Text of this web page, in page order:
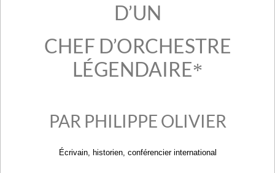
D’UN
CHEF D’ORCHESTRE
LÉGENDAIRE*
PAR PHILIPPE OLIVIER
Écrivain, historien, conférencier international